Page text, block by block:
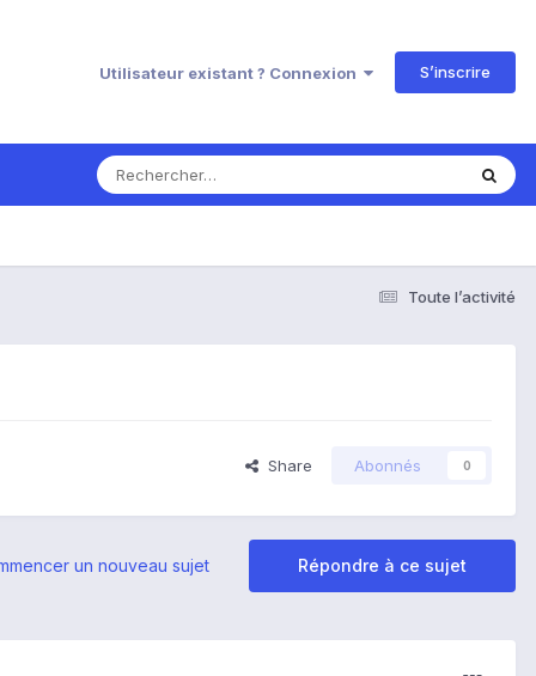
Utilisateur existant ? Connexion S’inscrire
Toute l’activité
Share Abonnés 0
Répondre à ce sujet
un nouveau sujet